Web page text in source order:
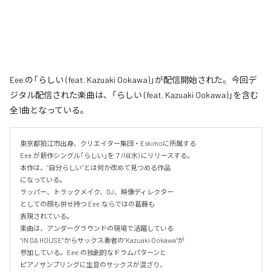
Eee.の「らしい (feat. Kazuaki Ookawa)」が配信開始された。今回デ
ジタル配信された楽曲は、「らしい (feat. Kazuaki Ookawa)」を含む
全1曲となっている。
東京都狛江市出身、クリエイター集団・Eskimoに所属する
Eee.が新作シングル「らしい」を７/16(水) にリリースする。
本作は、”自分らしい”とは何か改めて見つめる作品
になっている。
ラッパー、トラックメイク、DJ、映像ディレクター
としての顔も併せ持つ Eee.ならではの葛藤も
表現されている。
楽曲は、アンダーグラウンドの現場で活躍している
”IN DA HOUSE”からサックス奏者の”Kazuaki Ookawa”が
参加している。Eee.の独創的なドラムパターンと
ピアノサンプリングに生音のサックスが混ざり、